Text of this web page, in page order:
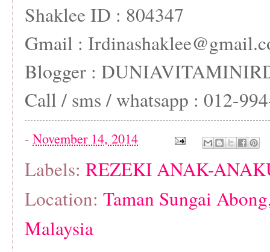
Shaklee ID : 804347
Gmail :
Blogger :
Call / sms / whatsapp : 012-
- November 14, 2014
Labels: REZEKI ANAK-
Location: Taman Sungai
Malaysia